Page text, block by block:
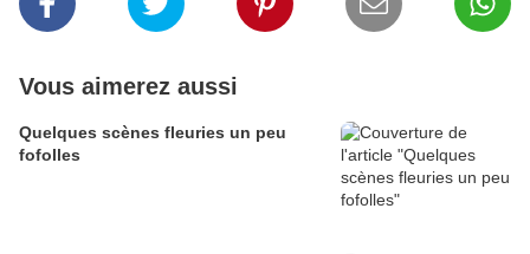
Vous aimerez aussi
Quelques scènes fleuries un peu
fofolles